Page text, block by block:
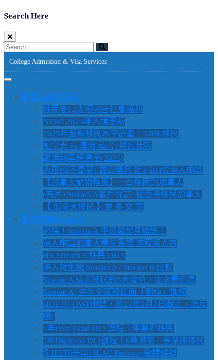
Search Here
College Admission & Visa Services
▌港人移民資訊
移民後12大項完善社會福利
NEW! 2023年入境更新
2025年最新移民水平計畫！500K移民
加拿大 vs 澳洲 讀書+移民比較
離港前準備清單(2023)
永居PR不是夢! 首四個月 近3,500位港人申請
【加拿大寵物移民】一齊移民到加拿大
(有片) Stream A客戶專訪: 從香港移民加拿大
【 加拿大移民 】更 多 文 章
▌救生艇Stream A
必睇！Stream A 拒簽最常見錯誤！
港人申請加拿大學生簽證 流程懶人包
HK Stream A 移民 Q&A
港人救生艇 Stream A / Stream B 比較
Stream A 讀書移民的5大優勢，需求量仍高
Stream A | 中年全家移民而「倒讀」進修
HOT !! | OWP申請，於23年2月7日截止，怎麼
辦?
1年Post-Grad DLI 課程｜畢業即移民
2年Diploma DLI課程｜6萬港幣｜畢業即移民
免IELTS升學! ILAC Pathway銜接課程